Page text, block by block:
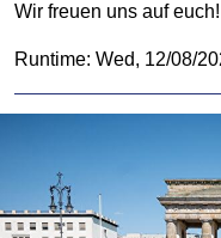
Wir freuen uns auf euch!
Runtime: Wed, 12/08/